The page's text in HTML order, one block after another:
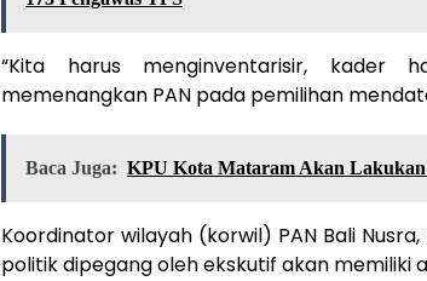
“Kita harus menginventarisir, kader
memenangkan PAN pada pemilihan
Baca Juga: KPU Kota Mataram Akan
Koordinator wilayah (korwil) PAN Bali
politik dipegang oleh ekskutif akan memiliki